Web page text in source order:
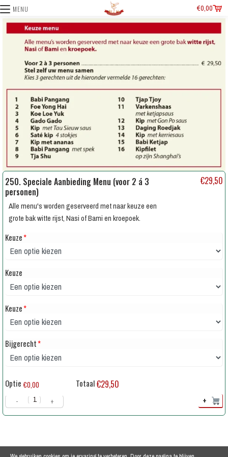
MENU €0,00
250. Speciale Aanbieding Menu (voor 2 á 3
personen)
€29,50
Alle menu's worden geserveerd met naar keuze een
grote bak witte rijst, Nasi of Bami en kroepoek.
Keuze*
Keuze
Keuze*
Bijgerecht*
Optie €0,00 Totaal€29,50
- + +